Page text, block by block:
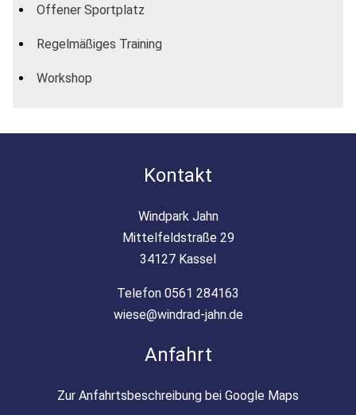
Offener Sportplatz
Regelmäßiges Training
Workshop
Kontakt
Windpark Jahn
Mittelfeldstraße 29
34127 Kassel
Telefon 0561 284163
wiese@windrad-jahn.de
Anfahrt
Zur Anfahrtsbeschreibung bei Google Maps